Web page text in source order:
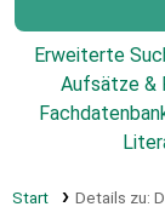
Erweiterte
Aufsätze &
Start Details zu: